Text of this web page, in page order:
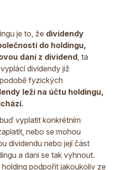
je to, že dividendy
do holdingu,
daní z dividend, ta
dividendy již
fyzických
leží na účtu holdingu,
vyplatit konkrétním
nebo se mohou
dividendu nebo její část
a dani se tak vyhnout.
podpořit jakoukoliv ze